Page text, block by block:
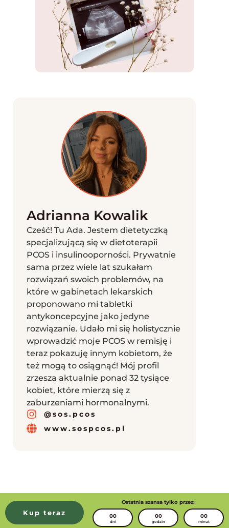
Adrianna Kowalik
Cześć! Tu Ada. Jestem dietetyczką
specjalizującą się w dietoterapii
PCOS i insulinooporności. Prywatnie
sama przez wiele lat szukałam
rozwiązań swoich problemów, na
które w gabinetach lekarskich
proponowano mi tabletki
antykoncepcyjne jako jedyne
rozwiązanie. Udało mi się holistycznie
wprowadzić moje PCOS w remisję i
teraz pokazuję innym kobietom, że
też mogą to osiągnąć! Mój profil
zrzesza aktualnie ponad 32 tysiące
kobiet, które mierzą się z
zaburzeniami hormonalnymi.
@sos.pcos
www.sospcos.pl
Kup teraz
Ostatnia szansa tylko przez:
00
dni
00
godzin
00
minut